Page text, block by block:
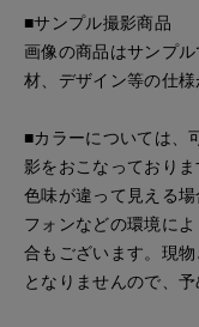
■サンプル撮影商品
画像の商品はサンプ
材、デザイン等の仕様
■カラーについては、
影をおこなっており
色味が違って見える
フォンなどの環境に
合もございます。現
となりませんので、予